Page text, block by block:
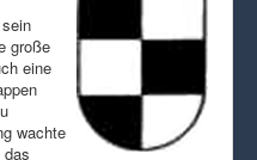
große
eine
wachte